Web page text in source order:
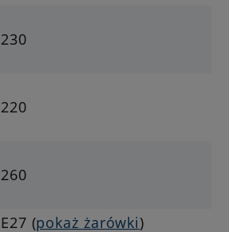
230
220
260
E27 (pokaż żarówki)